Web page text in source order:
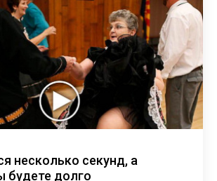
несколько секунд, а
будете долго